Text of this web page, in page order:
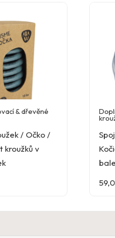
& dřevěné
/ Očko /
kroužků v